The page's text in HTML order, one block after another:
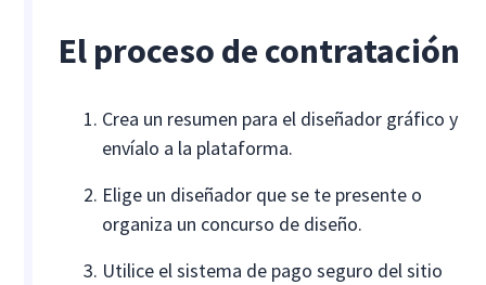
El proceso de contratación
Crea un resumen para el diseñador gráfico y
envíalo a la plataforma.
Elige un diseñador que se te presente o
organiza un concurso de diseño.
Utilice el sistema de pago seguro del sitio